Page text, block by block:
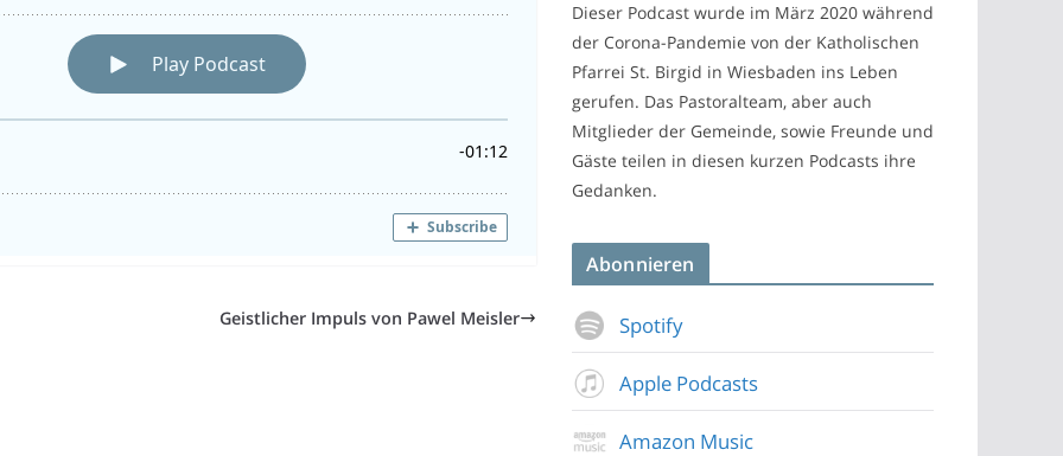
Geistlicher Impuls von Pawel Meisler
Dieser Podcast wurde im März 2020 während
der Corona-Pandemie von der Katholischen
Pfarrei St. Birgid in Wiesbaden ins Leben
gerufen. Das Pastoralteam, aber auch
Mitglieder der Gemeinde, sowie Freunde und
Gäste teilen in diesen kurzen Podcasts ihre
Gedanken.
Abonnieren
Spotify
Apple Podcasts
Amazon Music